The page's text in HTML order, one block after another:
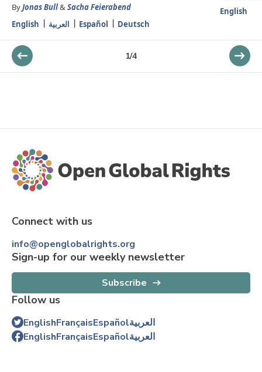
ByJonas Bull& Sacha Feierabend
English
العربية Español Deutsch
English
1/4
Connect with us
info@openglobalrights.org
Sign-up for our weekly newsletter
Subscribe
Follow us
EnglishFrançaisEspañolالعربية
EnglishFrançaisEspañolالعربية